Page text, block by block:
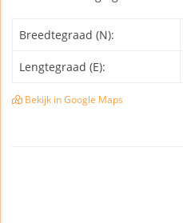
Breedtegraad (N):
Lengtegraad (E):
Bekijk in Google Maps